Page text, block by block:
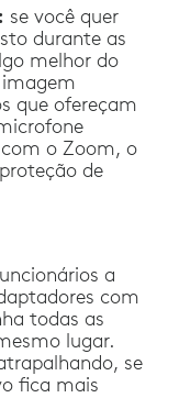
se você quer
durante as
melhor do
que ofereçam
o Zoom, o
de
a
com
todas as
lugar.
se
fica mais